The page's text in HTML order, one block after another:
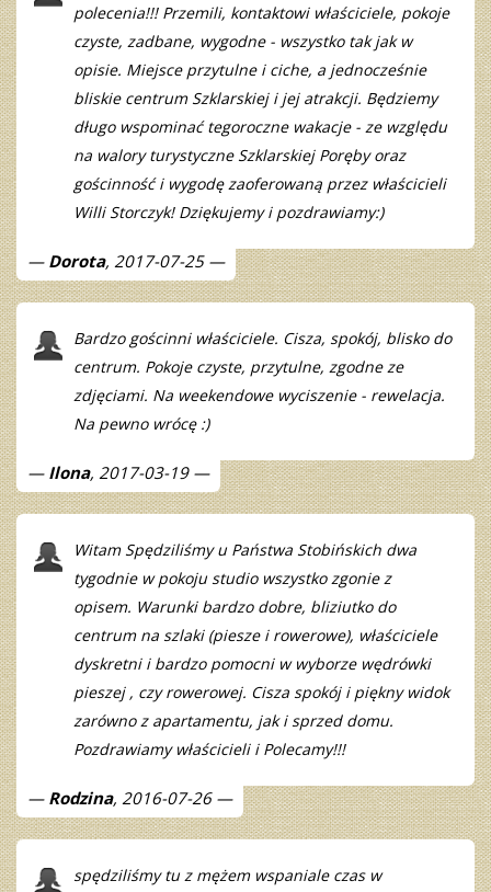
polecenia!!! Przemili, kontaktowi właściciele, pokoje
czyste, zadbane, wygodne - wszystko tak jak w
opisie. Miejsce przytulne i ciche, a jednocześnie
bliskie centrum Szklarskiej i jej atrakcji. Będziemy
długo wspominać tegoroczne wakacje - ze względu
na walory turystyczne Szklarskiej Poręby oraz
gościnność i wygodę zaoferowaną przez właścicieli
Willi Storczyk! Dziękujemy i pozdrawiamy:)
Dorota, 2017-07-25
Bardzo gościnni właściciele. Cisza, spokój, blisko do
centrum. Pokoje czyste, przytulne, zgodne ze
zdjęciami. Na weekendowe wyciszenie - rewelacja.
Na pewno wrócę :)
Ilona, 2017-03-19
Witam Spędziliśmy u Państwa Stobińskich dwa
tygodnie w pokoju studio wszystko zgonie z
opisem. Warunki bardzo dobre, bliziutko do
centrum na szlaki (piesze i rowerowe), właściciele
dyskretni i bardzo pomocni w wyborze wędrówki
pieszej , czy rowerowej. Cisza spokój i piękny widok
zarówno z apartamentu, jak i sprzed domu.
Pozdrawiamy właścicieli i Polecamy!!!
Rodzina, 2016-07-26
spędziliśmy tu z mężem wspaniale czas w